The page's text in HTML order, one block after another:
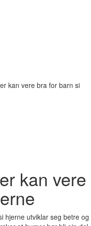
kan vere bra for barn si
kan vere
hjerne utviklar seg betre og